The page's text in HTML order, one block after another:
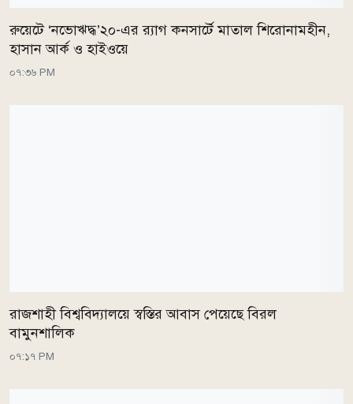
রুয়েটে ‘নভোঋদ্ধ’২০-এর র‍্যাগ কনসার্টে মাতাল শিরোনামহীন,
হাসান আর্ক ও হাইওয়ে
০৭:৩৬ PM
রাজশাহী বিশ্ববিদ্যালয়ে স্বস্তির আবাস পেয়েছে বিরল
বামুনশালিক
০৭:১৭ PM